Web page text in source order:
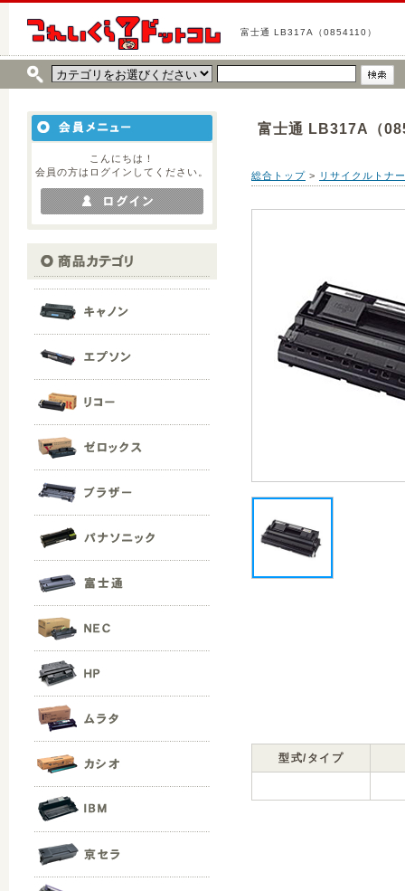
富士通 LB317A（0854110）
こんにちは！
会員の方はログインしてください。
富士通 LB317A（
総合トップ > リサイクルトナ
型式/タイプ